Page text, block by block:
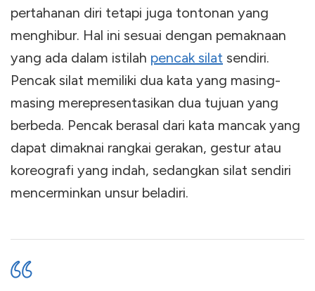
pertahanan diri tetapi juga tontonan yang
menghibur. Hal ini sesuai dengan pemaknaan
yang ada dalam istilah pencak silat sendiri.
Pencak silat memiliki dua kata yang masing-
masing merepresentasikan dua tujuan yang
berbeda. Pencak berasal dari kata mancak yang
dapat dimaknai rangkai gerakan, gestur atau
koreografi yang indah, sedangkan silat sendiri
mencerminkan unsur beladiri.